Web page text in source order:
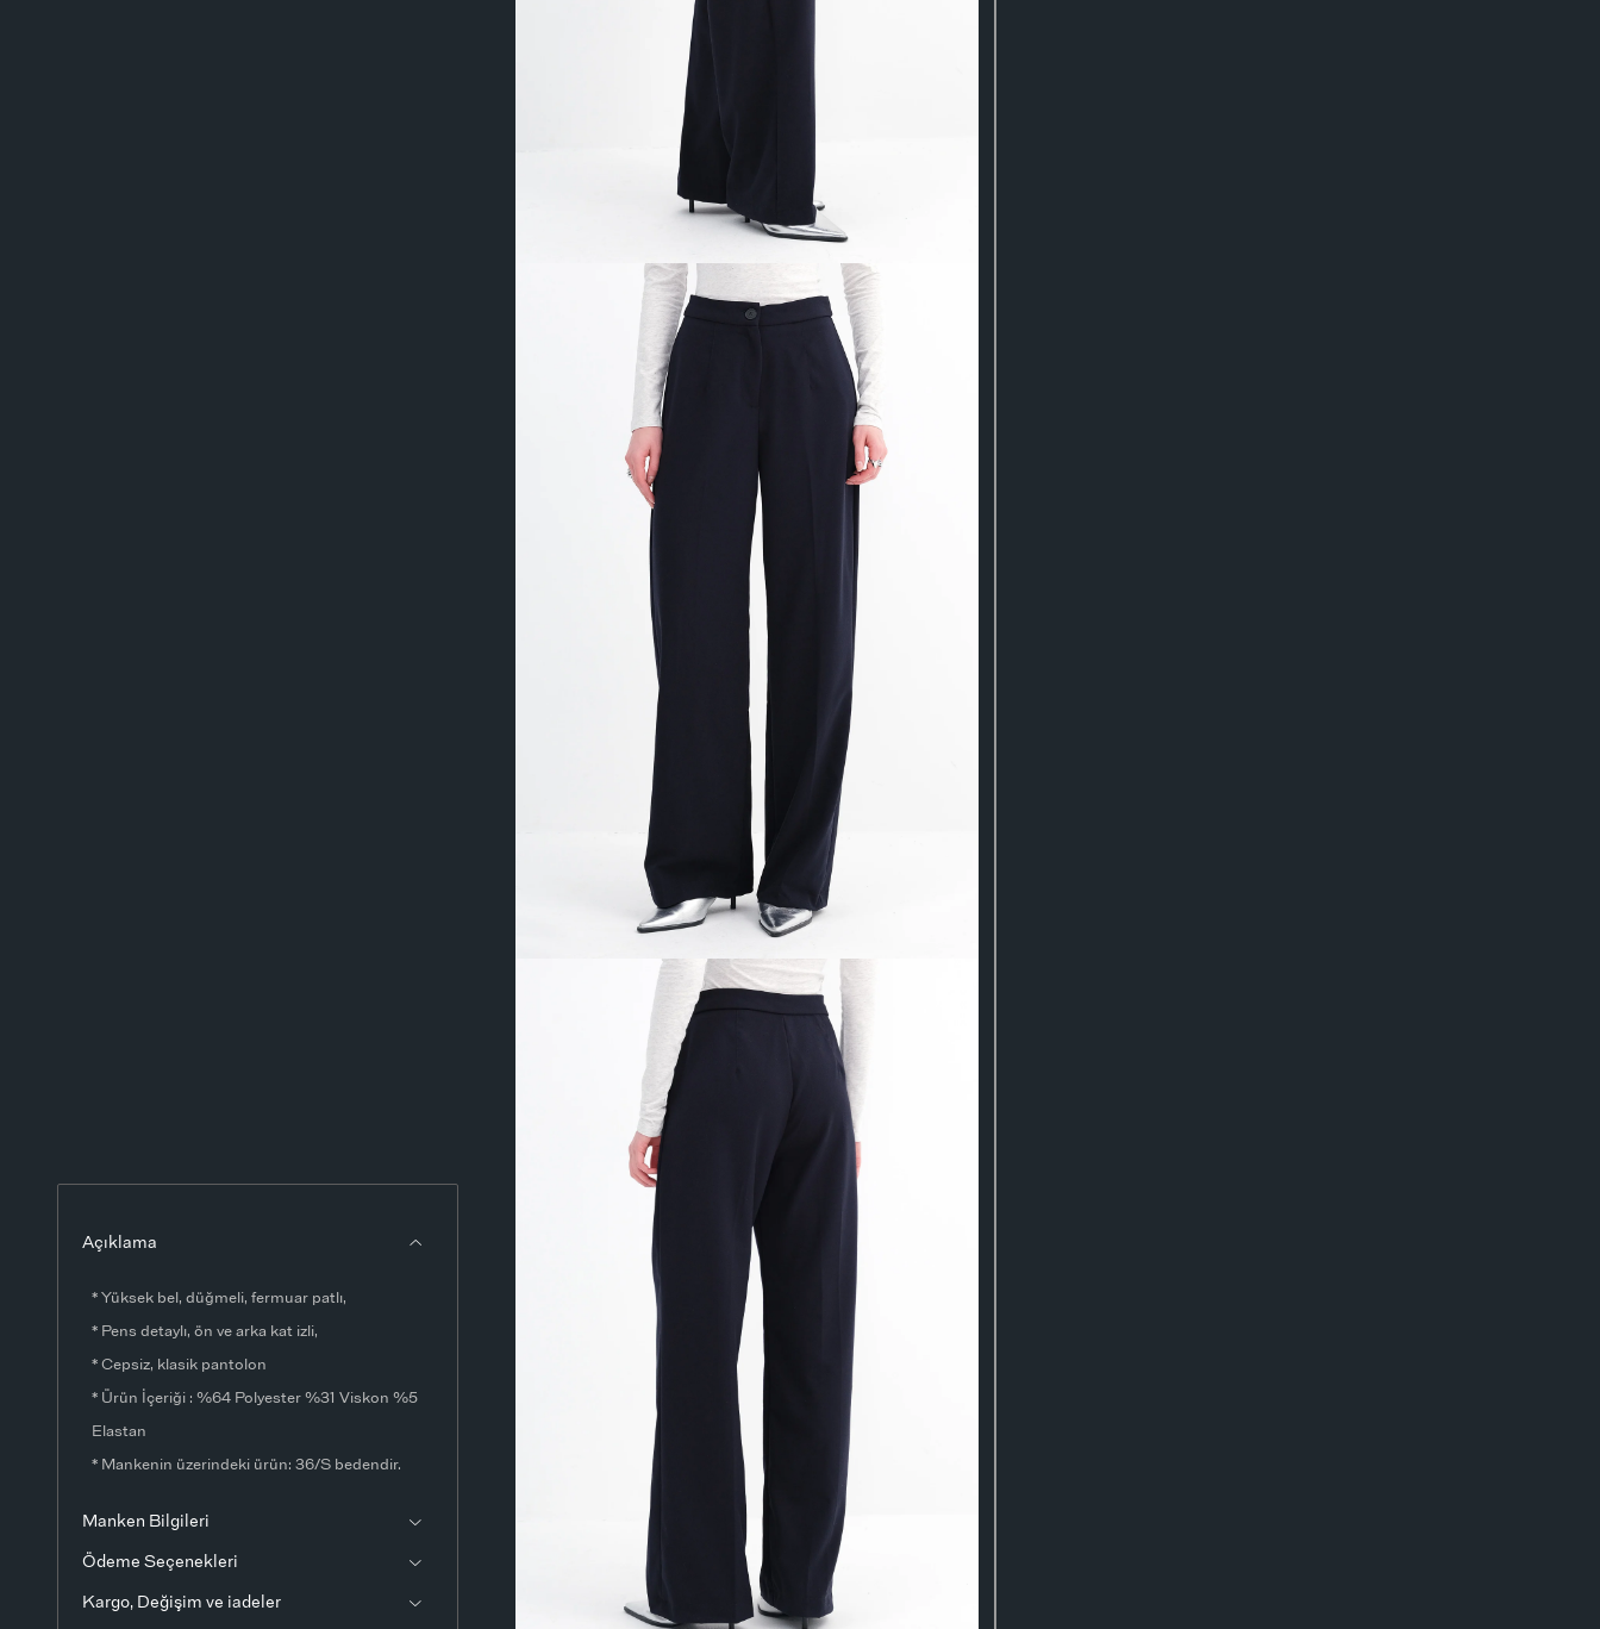
Açıklama
* Yüksek bel, düğmeli, fermuar patlı,
* Pens detaylı, ön ve arka kat izli,
* Cepsiz, klasik pantolon
* Ürün İçeriği : %64 Polyester %31 Viskon %5
Elastan
* Mankenin üzerindeki ürün: 36/S bedendir.
cmBasen: 104 cmİç bacak boyu: 82
cmÖlçülerde ±1-3 cm fark olabilir.
* Ürün fotoğrafları stüdyo ortamında
Manken Bilgileri
Ödeme Seçenekleri
Kargo, Değişim ve iadeler